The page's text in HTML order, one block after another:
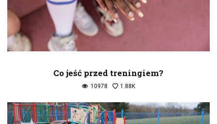
Co jeść przed treningiem?
10978 1.88K